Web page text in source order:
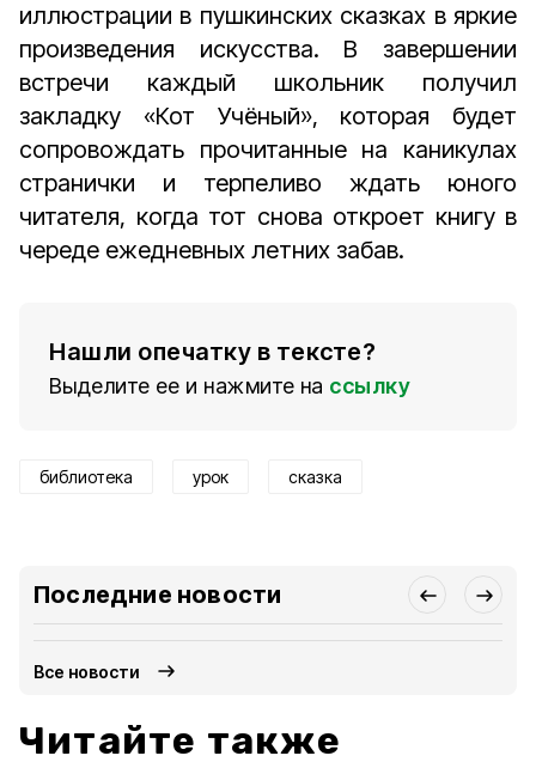
иллюстрации в пушкинских сказках в яркие
произведения искусства. В завершении
встречи каждый школьник получил
закладку «Кот Учёный», которая будет
сопровождать прочитанные на каникулах
странички и терпеливо ждать юного
читателя, когда тот снова откроет книгу в
череде ежедневных летних забав.
Нашли опечатку в тексте?
Выделите ее и нажмите на ссылку
библиотека урок сказка
Последние новости
Все новости
Читайте также